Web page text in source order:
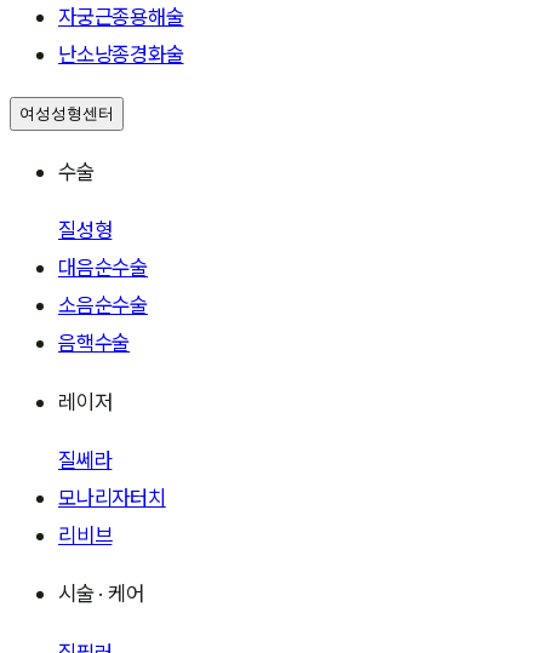
자궁근종용해술
난소낭종경화술
여성성형센터
수술
질성형
대음순수술
소음순수술
음핵수술
레이저
질쎄라
모나리자터치
리비브
시술 · 케어